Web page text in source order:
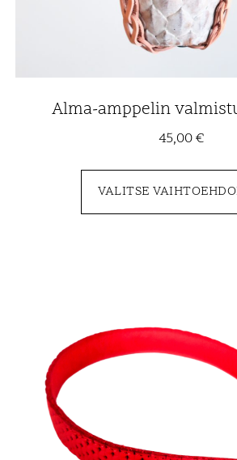
Alma-amppelin
45,00€
VALITSE